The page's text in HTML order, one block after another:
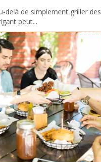
delà de simplement griller des
peut...